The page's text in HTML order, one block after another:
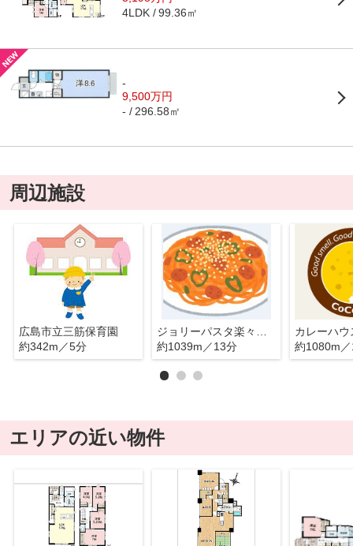
4LDK 99.36㎡
-
9,500万円
- 296.58㎡
周辺施設
広島市立三筋保育園
約342m／5分
約1039m／13分
約1080m
エリアの近い物件